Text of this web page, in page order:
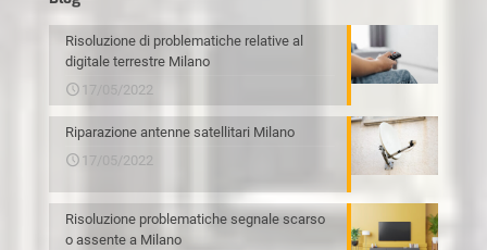
Risoluzione di problematiche relative al
digitale terrestre Milano
17/05/2022
Riparazione antenne satellitari Milano
17/05/2022
Risoluzione problematiche segnale scarso
o assente a Milano